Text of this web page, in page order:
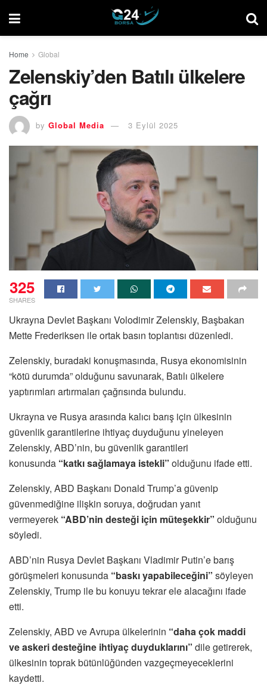
Home Global
Zelenskiy’den Batılı ülkelere
çağrı
by Global Media 3 Eylül 2025
325
SHARES
Ukrayna Devlet Başkanı Volodimir Zelenskiy, Başbakan
Mette Frederiksen ile ortak basın toplantısı düzenledi.
Zelenskiy, buradaki konuşmasında, Rusya ekonomisinin
“kötü durumda” olduğunu savunarak, Batılı ülkelere
yaptırımları artırmaları çağrısında bulundu.
Ukrayna ve Rusya arasında kalıcı barış için ülkesinin
güvenlik garantilerine ihtiyaç duyduğunu yineleyen
Zelenskiy, ABD’nin, bu güvenlik garantileri
konusunda “katkı sağlamaya istekli” olduğunu ifade etti.
Zelenskiy, ABD Başkanı Donald Trump’a güvenip
güvenmediğine ilişkin soruya, doğrudan yanıt
vermeyerek “ABD’nin desteği için müteşekkir” olduğunu
söyledi.
ABD’nin Rusya Devlet Başkanı Vladimir Putin’e barış
görüşmeleri konusunda “baskı yapabileceğini” söyleyen
Zelenskiy, Trump ile bu konuyu tekrar ele alacağını ifade
etti.
Zelenskiy, ABD ve Avrupa ülkelerinin “daha çok maddi
ve askeri desteğine ihtiyaç duyduklarını” dile getirerek,
ülkesinin toprak bütünlüğünden vazgeçmeyeceklerini
kaydetti.